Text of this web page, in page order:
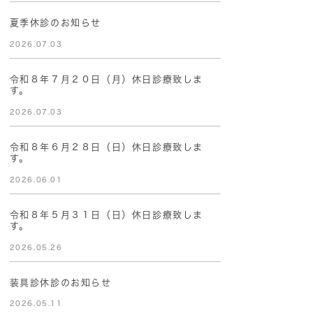
夏季休診のお知らせ
2026.07.03
令和８年７月２０日（月）休日診療致しま
す。
2026.07.03
令和８年６月２８日（日）休日診療致しま
す。
2026.06.01
令和８年５月３１日（日）休日診療致しま
す。
2026.05.26
装具診休診のお知らせ
2026.05.11